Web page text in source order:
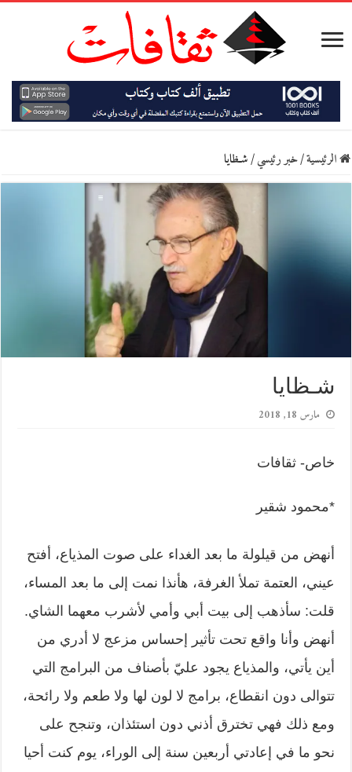
الرئيسية/خبر رئيسي/شـظايا
شـظايا
مارس 18, 2018
خاص- ثقافات
*محمود شقير
أنهض من قيلولة ما بعد الغداء على صوت المذياع، أفتح
عيني، العتمة تملأ الغرفة، هأنذا نمت إلى ما بعد المساء،
قلت: سأذهب إلى بيت أبي وأمي لأشرب معهما الشاي.
أنهض وأنا واقع تحت تأثير إحساس مزعج لا أدري من
أين يأتي، والمذياع يجود عليّ بأصناف من البرامج التي
تتوالى دون انقطاع، برامج لا لون لها ولا طعم ولا رائحة،
ومع ذلك فهي تخترق أذني دون استئذان، وتنجح على
نحو ما في إعادتي أربعين سنة إلى الوراء، يوم كنت أحيا